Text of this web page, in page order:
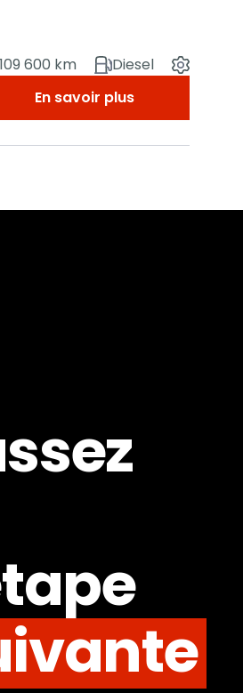
109 600 km Diesel
En savoir plus